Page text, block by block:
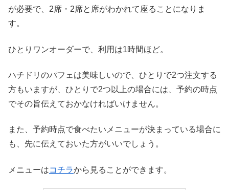
が必要で、2席・2席と席がわかれて座ることになりま
す。
ひとりワンオーダーで、利用は1時間ほど。
ハチドリのパフェは美味しいので、ひとりで2つ注文する
方もいますが、ひとりで2つ以上の場合には、予約の時点
でその旨伝えておかなければいけません。
また、予約時点で食べたいメニューが決まっている場合に
も、先に伝えておいた方がいいでしょう。
メニューはコチラから見ることができます。